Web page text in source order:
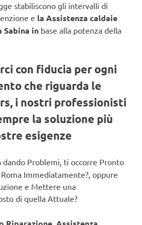
stabiliscono gli intervalli di
e la Assistenza caldaie
Sabina in base alla potenza della
con fiducia per ogni
che riguarda le
i nostri professionisti
la soluzione più
esigenze
dando Problemi, ti occorre Pronto
Immediatamente?, oppure
e Mettere una
di quella Attuale?